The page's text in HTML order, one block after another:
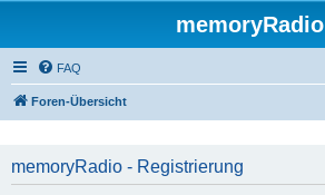
memoryRadio
FAQ
Foren-Übersicht
memoryRadio - Registrierung